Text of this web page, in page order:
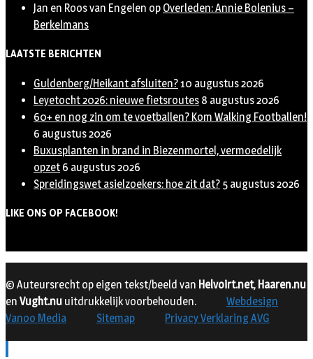
Jan en Roos van Engelen op Overleden: Annie Bolenius –
Berkelmans
LAATSTE BERICHTEN
Guldenberg/Heikant afsluiten?10 augustus 2026
Leyetocht 2026: nieuwe fietsroutes 8 augustus 2026
60+ en nog zin om te voetballen? Kom Walking Footballen!
6 augustus 2026
Buxusplanten in brand in Biezenmortel, vermoedelijk
opzet 6 augustus 2026
Spreidingswet asielzoekers: hoe zit dat? 5 augustus 2026
LIKE ONS OP FACEBOOK!
© Auteursrecht op eigen tekst/beeld van Helvoirt.net, Haaren.nu
en Vught.nu uitdrukkelijk voorbehouden.
Webdesign
Vanoo Media
Sitemap Privacy Verklaring AVG